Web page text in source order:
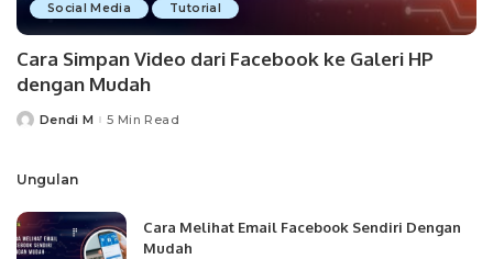
Social Media Tutorial
Cara Simpan Video dari Facebook ke Galeri HP
dengan Mudah
PostedDendi M 5 Min Read
Ungulan
Cara Melihat Email Facebook Sendiri Dengan
Mudah